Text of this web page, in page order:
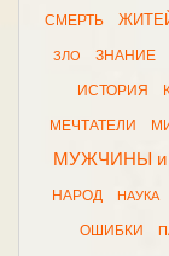
СМЕРТЬ
ЗЛО ЗНАНИЕ
ИСТОРИЯ
МЕЧТАТЕЛИ
МУЖЧИНЫ
НАРОД НАУКА
ОШИБКИ